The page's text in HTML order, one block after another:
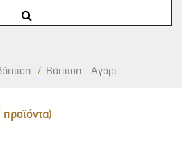
/ Βάπτιση - Αγόρι